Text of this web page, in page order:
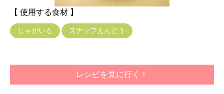
【 使用する食材 】
じゃがいも スナップえんどう
レシピを見に行く！